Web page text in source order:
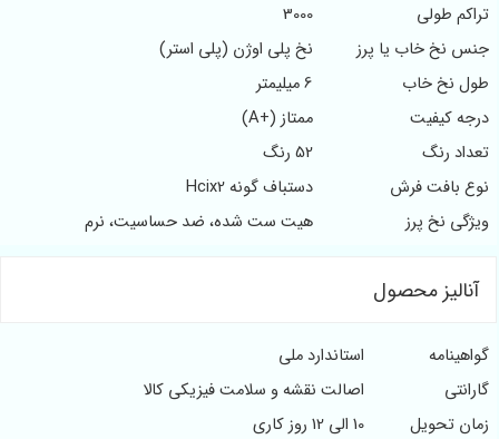
تراکم طولی
3000
جنس نخ خاب یا پرز
نخ پلی اوژن (پلی استر)
طول نخ خاب
6 میلیمتر
درجه کیفیت
ممتاز (+A)
تعداد رنگ
52 رنگ
نوع بافت فرش
دستباف گونه Hcix2
ویژگی نخ پرز
هیت ست شده، ضد حساسیت، نرم
آنالیز محصول
گواهینامه
استاندارد ملی
گارانتی
اصالت نقشه و سلامت فیزیکی کالا
زمان تحویل
10 الی 12 روز کاری